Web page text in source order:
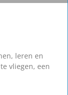
leren en
vliegen, een